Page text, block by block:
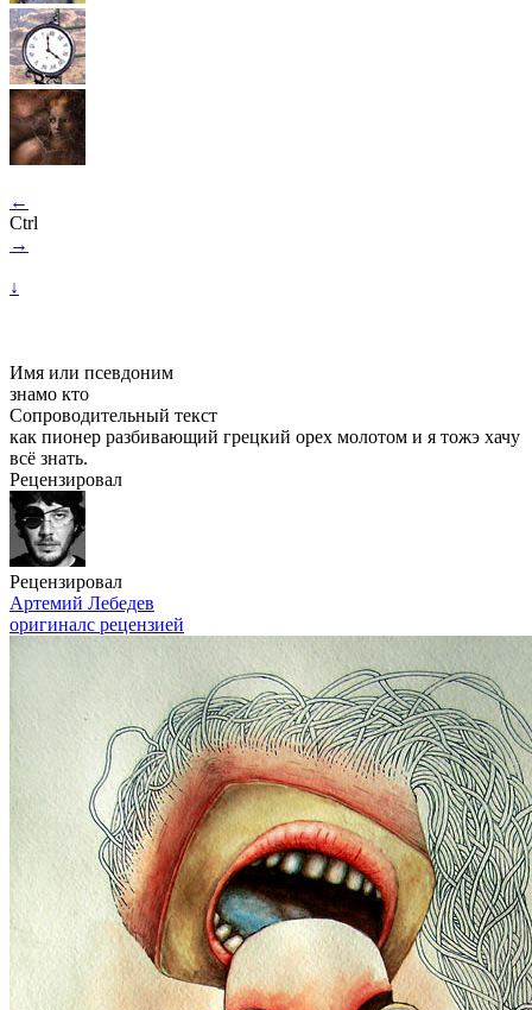
←
Ctrl
→
↓
Имя или псевдоним
знамо кто
Сопроводительный текст
как пионер разбивающий грецкий орех молотом и я тожэ хачу
всё знать.
Рецензировал
Рецензировал
Артемий Лебедев
оригиналс рецензией